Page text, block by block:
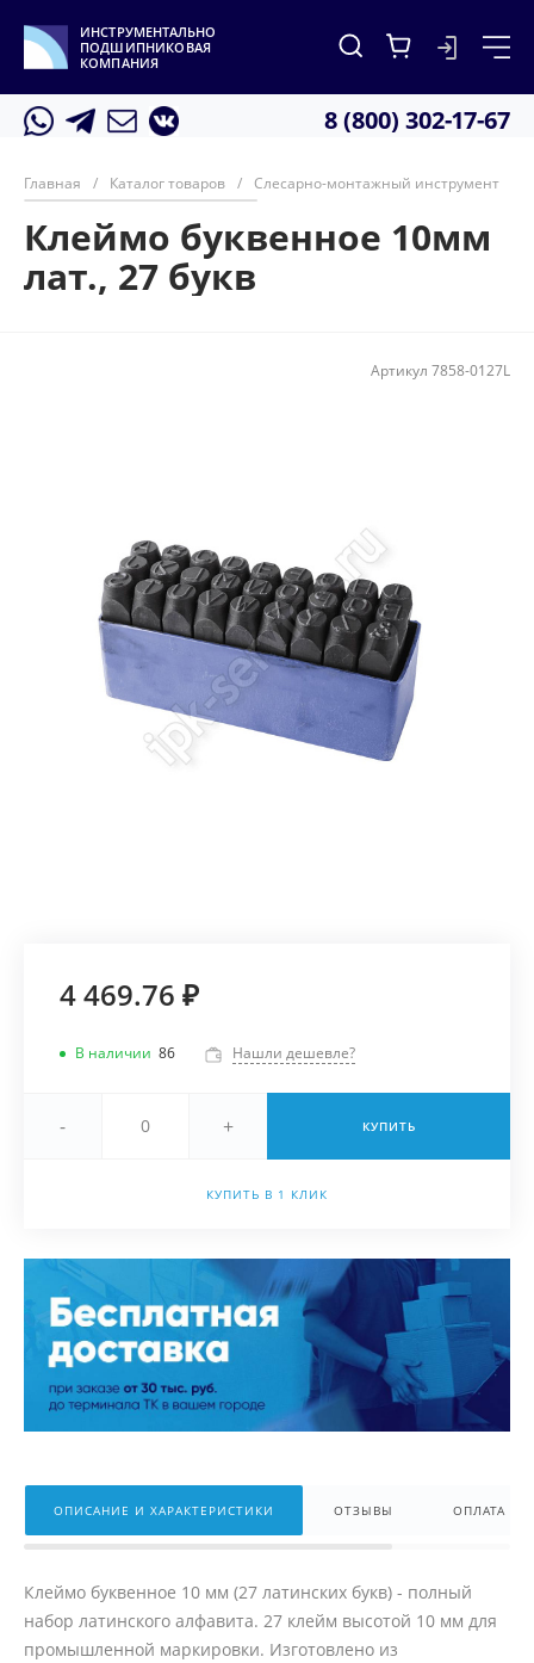
ИНСТРУМЕНТАЛЬНО
ПОДШИПНИКОВАЯ
КОМПАНИЯ
8 (800) 302-17-67
Главная / Каталог товаров / Слесарно-монтажный инструмент
Клеймо буквенное 10мм
лат., 27 букв
Артикул 7858-0127L
4 469.76 ₽
В наличии 86 Нашли дешевле?
- + КУПИТЬ
КУПИТЬ В 1 КЛИК
ОПИСАНИЕ И ХАРАКТЕРИСТИКИ ОТЗЫВЫ ОПЛАТА
Клеймо буквенное 10 мм (27 латинских букв) - полный
набор латинского алфавита. 27 клейм высотой 10 мм для
промышленной маркировки. Изготовлено из